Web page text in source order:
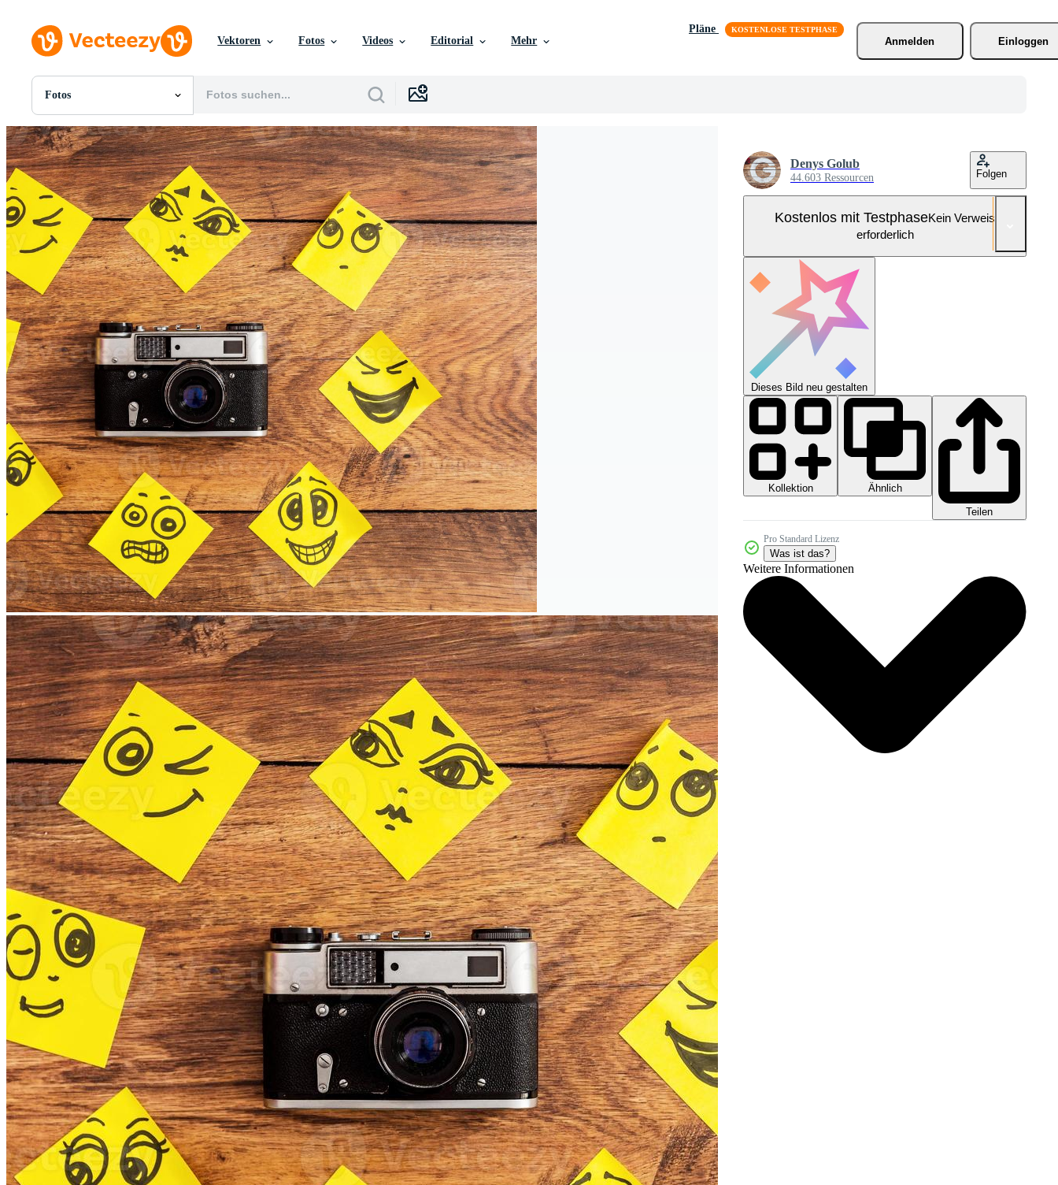
Vektoren Fotos Videos Editorial Mehr
Pläne
Anmelden
Einloggen
Fotos
Alle Bilder
Fotos
PNGs
PSDs
SVGs
Vorlagen
Vektoren
Videos
Motion Graphics
Redaktionelle Bilder
Redaktionelle Ereignisse
Denys Golub
44.603 Ressourcen Folgen
Kostenlos mit TestphaseKein Verweis
erforderlich
Dieses Bild neu gestalten
Kollektion
Ähnlich
Teilen
Pro Standard Lizenz
Was ist das?
Weitere Informationen